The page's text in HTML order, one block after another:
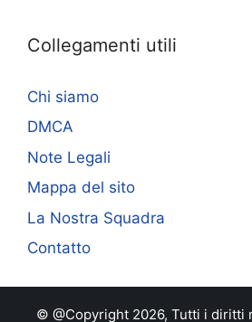
Collegamenti utili
Chi siamo
DMCA
Note Legali
Mappa del sito
La Nostra Squadra
Contatto
© @Copyright 2026, Tutti i diritti